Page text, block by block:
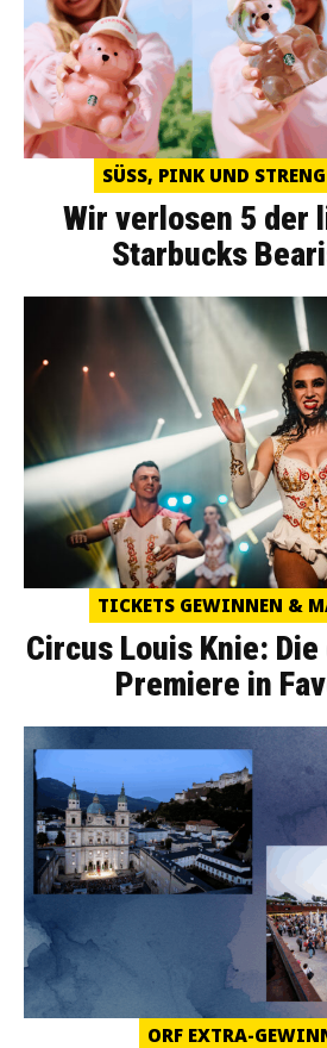
SÜSS, PINK UND
Wir verlosen 5 der
Starbucks
TICKETS GEWINNEN &
Circus Louis Knie: Die
Premiere in
ORF EXTRA-